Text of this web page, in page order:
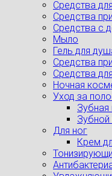
Средства
Средства
Cредства с
Мыло
Гель для
Средства
Средства
Ночная
Уход за
Зубная
Для ног
Крем